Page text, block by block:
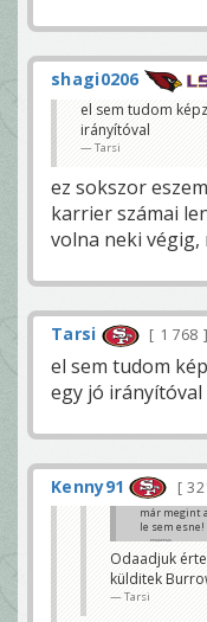
shagi0206
el sem tudom
irányítóval
Tarsi
ez sokszor
karrier számai
volna neki végig,
Tarsi 1 768
el sem tudom
egy jó irányítóval
Kenny91
már megint
le sem esne!
meme
Odaadjuk
külditek
Tarsi